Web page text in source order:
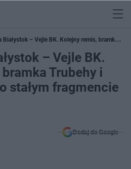
Białystok – Vejle BK. Kolejny remis, bramka
fragmencie
– Vejle BK.
Trubehy i
stałym fragmencie
Dodaj do Google